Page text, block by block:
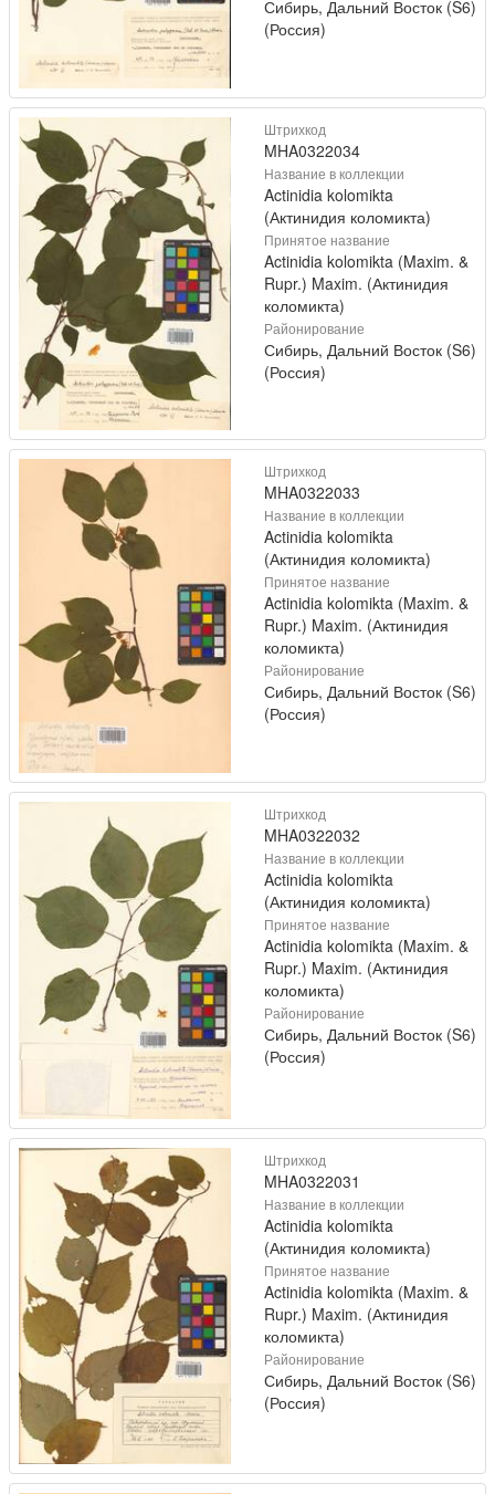
Сибирь, Дальний Восток (S6)
(Россия)
Штрихкод
MHA0322034
Название в коллекции
Actinidia kolomikta
(Актинидия коломикта)
Принятое название
Actinidia kolomikta (Maxim. &
Rupr.) Maxim. (Актинидия
коломикта)
Районирование
Сибирь, Дальний Восток (S6)
(Россия)
Штрихкод
MHA0322033
Название в коллекции
Actinidia kolomikta
(Актинидия коломикта)
Принятое название
Actinidia kolomikta (Maxim. &
Rupr.) Maxim. (Актинидия
коломикта)
Районирование
Сибирь, Дальний Восток (S6)
(Россия)
Штрихкод
MHA0322032
Название в коллекции
Actinidia kolomikta
(Актинидия коломикта)
Принятое название
Actinidia kolomikta (Maxim. &
Rupr.) Maxim. (Актинидия
коломикта)
Районирование
Сибирь, Дальний Восток (S6)
(Россия)
Штрихкод
MHA0322031
Название в коллекции
Actinidia kolomikta
(Актинидия коломикта)
Принятое название
Actinidia kolomikta (Maxim. &
Rupr.) Maxim. (Актинидия
коломикта)
Районирование
Сибирь, Дальний Восток (S6)
(Россия)